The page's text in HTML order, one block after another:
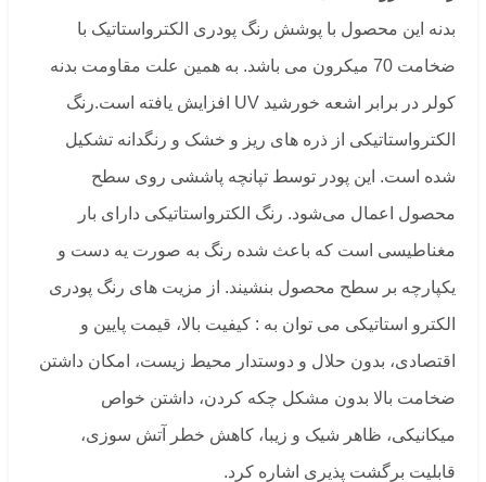
بدنه این محصول با پوشش رنگ پودری الکترواستاتیک با
ضخامت 70 میکرون می باشد. به همین علت مقاومت بدنه
کولر در برابر اشعه خورشید UV افزایش یافته است.رنگ
الکترواستاتیکی از ذره های ریز و خشک و رنگدانه تشکیل
شده است. این پودر توسط تپانچه پاششی روی سطح
محصول اعمال می‌شود. رنگ الکترواستاتیکی دارای بار
مغناطیسی است که باعث شده رنگ به صورت یه دست و
یکپارچه بر سطح محصول بنشیند. از مزیت های رنگ پودری
الکترو استاتیکی می توان به : کیفیت بالا، قیمت پایین و
اقتصادی، بدون حلال و دوستدار محیط زیست، امکان داشتن
ضخامت بالا بدون مشکل چکه کردن، داشتن خواص
میکانیکی، ظاهر شیک و زیبا، کاهش خطر آتش سوزی،
قابلیت برگشت پذیری اشاره کرد.